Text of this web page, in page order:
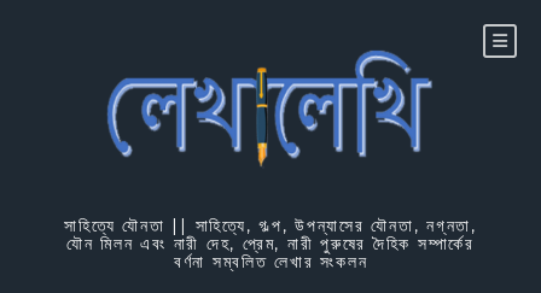
সাহিত্যে যৌনতা || সাহিত্যে, গল্প, উপন্যাসের যৌনতা, নগ্নতা,
যৌন মিলন এবং নারী দেহ, প্রেম, নারী পুরুষের দৈহিক সম্পার্কের
বর্ণনা সম্বলিত লেখার সংকলন